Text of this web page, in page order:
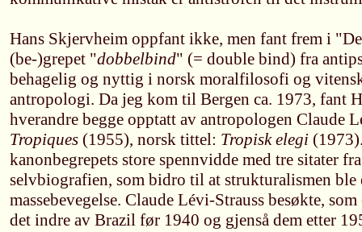
Hans Skjervheim oppfant ikke, men fant frem i
(be-)grepet "dobbelbind" (= double bind) fra
behagelig og nyttig i norsk moralfilosofi og
antropologi. Da jeg kom til Bergen ca. 1973, fant
hverandre begge opptatt av antropologen Claude
Tropiques (1955), norsk tittel: Tropisk elegi
kanonbegrepets store spennvidde med tre sitater
selvbiografien, som bidro til at strukturalismen
massebevegelse. Claude Lévi-Strauss besøkte,
det indre av Brazil før 1940 og gjenså dem etter